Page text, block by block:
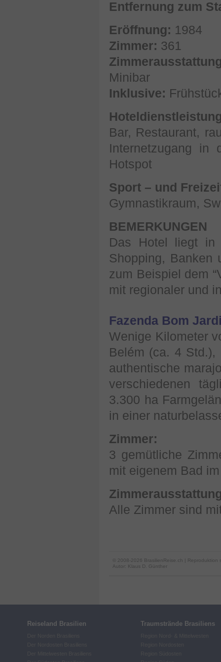
Entfernung zum
Eröffnung: 1984
Zimmer: 361
Minibar
Inklusive:
Bar, Restaurant,
Internetzugang in
Hotspot
Sport – und
Gymnastikraum,
BEMERKUNGEN
Das Hotel liegt
Shopping, Banken
zum Beispiel dem
mit regionaler und
Fazenda Bom
Wenige Kilometer
Belém (ca. 4
authentische
verschiedenen
3.300 ha
in einer
Zimmer:
3 gemütliche
mit eigenem Bad
Alle Zimmer sind
© 2008-2026 BrasilienReise.ch | Reproduktion
Autor: Klaus D. Günther
Reiseland Brasilien Traumstrände Brasiliens